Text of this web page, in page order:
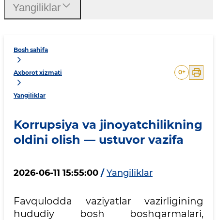
Bosh sahifa
Axborot xizmati
Yangiliklar
0+
Korrupsiya va jinoyatchilikning
oldini olish — ustuvor vazifa
2026-06-11 15:55:00 / Yangiliklar
Favqulodda vaziyatlar vazirligining
hududiy bosh boshqarmalari,
Yangiliklar